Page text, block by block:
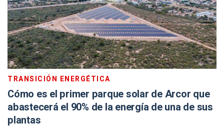
TRANSICIÓN ENERGÉTICA
Cómo es el primer parque solar de Arcor que
abastecerá el 90% de la energía de una de sus
plantas